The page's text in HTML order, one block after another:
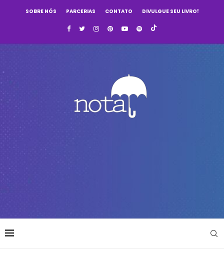
SOBRE NÓS PARCERIAS CONTATO DIVULGUE SEU LIVRO!